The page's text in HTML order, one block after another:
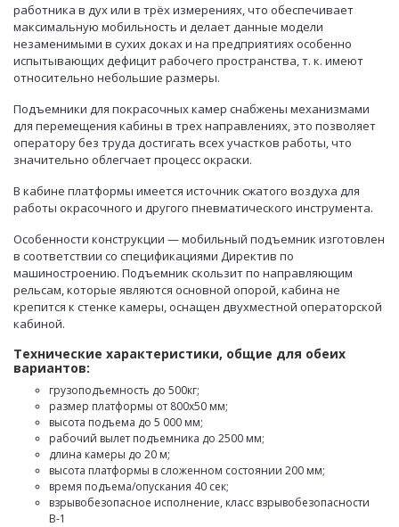
работника в дух или в трёх измерениях, что обеспечивает
максимальную мобильность и делает данные модели
незаменимыми в сухих доках и на предприятиях особенно
испытывающих дефицит рабочего пространства, т. к. имеют
относительно небольшие размеры.
Подъемники для покрасочных камер снабжены механизмами
для перемещения кабины в трех направлениях, это позволяет
оператору без труда достигать всех участков работы, что
значительно облегчает процесс окраски.
В кабине платформы имеется источник сжатого воздуха для
работы окрасочного и другого пневматического инструмента.
Особенности конструкции — мобильный подъемник изготовлен
в соответствии со спецификациями Директив по
машиностроению. Подъемник скользит по направляющим
рельсам, которые являются основной опорой, кабина не
крепится к стенке камеры, оснащен двухместной операторской
кабиной.
Технические характеристики, общие для обеих
вариантов:
грузоподъемность до 500кг;
размер платформы от 800х50 мм;
высота подъема до 5 000 мм;
рабочий вылет подъемника до 2500 мм;
длина камеры до 20 м;
высота платформы в сложенном состоянии 200 мм;
время подъема/опускания 40 сек;
взрывобезопасное исполнение, класс взрывобезопасности
В-1